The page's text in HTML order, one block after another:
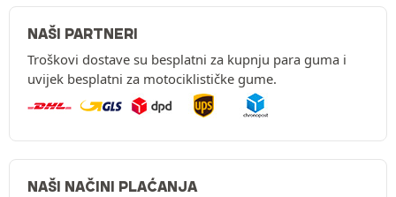
NAŠI PARTNERI
Troškovi dostave su besplatni za kupnju para guma i
uvijek besplatni za motociklističke gume.
NAŠI NAČINI PLAĆANJA